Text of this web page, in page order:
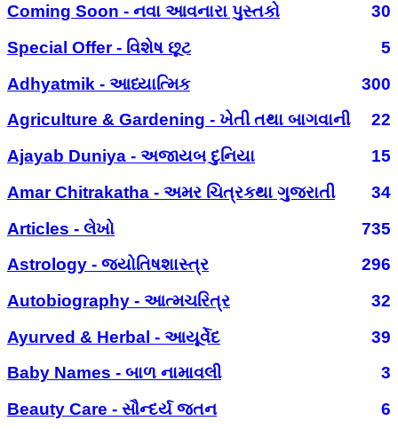
Coming Soon - નવા આવનારા પુસ્તકો
30
Special Offer - વિશેષ છૂટ
5
Adhyatmik - આધ્યાત્મિક
300
Agriculture & Gardening - ખેતી તથા બાગવાની
22
Ajayab Duniya - અજાયબ દુનિયા
15
Amar Chitrakatha - અમર ચિત્રકથા ગુજરાતી
34
Articles - લેખો
735
Astrology - જ્યોતિષશાસ્ત્ર
296
Autobiography - આત્મચરિત્ર
32
Ayurved & Herbal - આયૂર્વેદ
39
Baby Names - બાળ નામાવલી
3
Beauty Care - સૌન્દર્ય જતન
6